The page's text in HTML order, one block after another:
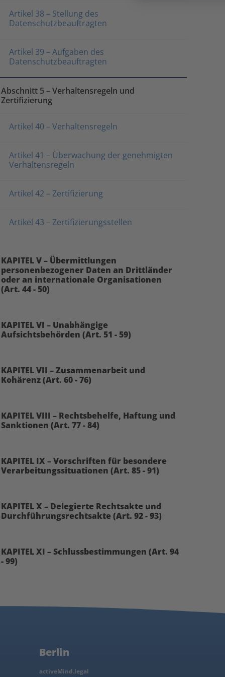
Artikel 38 – Stellung des
Datenschutzbeauftragten
Artikel 39 – Aufgaben des
Datenschutzbeauftragten
Abschnitt 5 – Verhaltensregeln und
Zertifizierung
Artikel 40 – Verhaltensregeln
Artikel 41 – Überwachung der genehmigten
Verhaltensregeln
Artikel 42 – Zertifizierung
Artikel 43 – Zertifizierungsstellen
KAPITEL V – Übermittlungen
personenbezogener Daten an Drittländer
oder an internationale Organisationen
(Art. 44 - 50)
KAPITEL VI – Unabhängige
Aufsichtsbehörden (Art. 51 - 59)
KAPITEL VII – Zusammenarbeit und
Kohärenz (Art. 60 - 76)
KAPITEL VIII – Rechtsbehelfe, Haftung und
Sanktionen (Art. 77 - 84)
KAPITEL IX – Vorschriften für besondere
Verarbeitungssituationen (Art. 85 - 91)
KAPITEL X – Delegierte Rechtsakte und
Durchführungsrechtsakte (Art. 92 - 93)
KAPITEL XI – Schlussbestimmungen (Art. 94
- 99)
Berlin
activeMind.legal